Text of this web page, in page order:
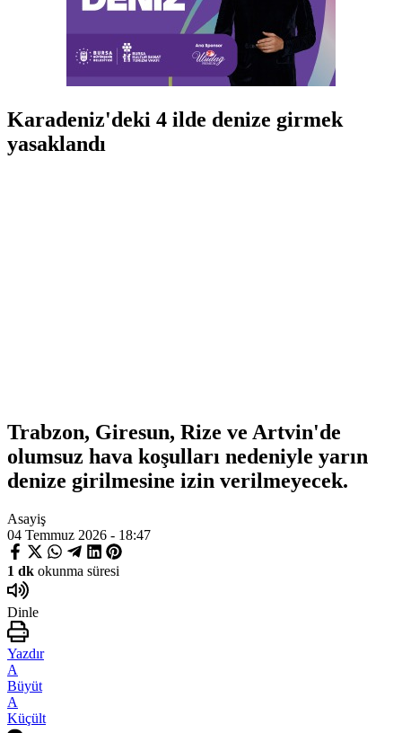
Karadeniz'deki 4 ilde denize girmek
yasaklandı
Trabzon, Giresun, Rize ve Artvin'de
olumsuz hava koşulları nedeniyle yarın
denize girilmesine izin verilmeyecek.
Asayiş
04 Temmuz 2026 - 18:47
1 dk okunma süresi
Dinle
Yazdır
A
Büyüt
A
Küçült